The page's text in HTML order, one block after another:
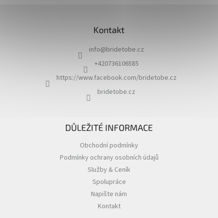
Kontakt
info@bridetobe.cz
+420736106585
https://www.facebook.com/bridetobe.cz
bridetobe.cz
DŮLEŽITÉ INFORMACE
Obchodní podmínky
Podmínky ochrany osobních údajů
Služby & Ceník
Spolupráce
Napište nám
Kontakt